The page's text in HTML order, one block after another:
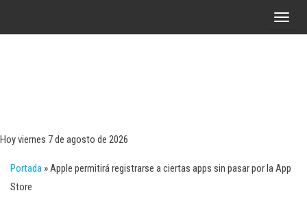
A
l
Hoy viernes 7 de agosto de 2026
Portada »Apple permitirá registrarse a ciertas apps sin pasar por la App
Store